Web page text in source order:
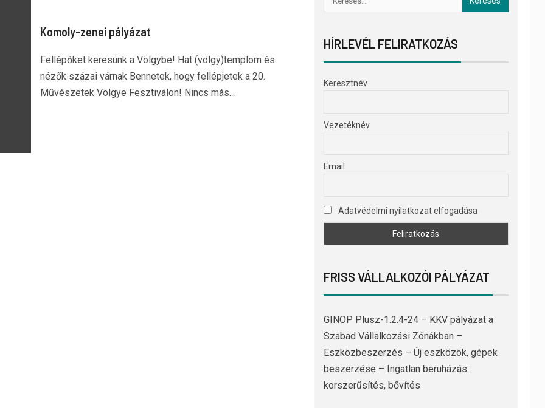
Komoly-zenei pályázat
Fellépőket keresünk a Völgybe! Hat (völgy)templom és
nézők százai várnak Bennetek, hogy fellépjetek a 20.
Művészetek Völgye Fesztiválon! Nincs más...
HÍRLEVÉL FELIRATKOZÁS
Keresztnév
Vezetéknév
Email
Adatvédelmi nyilatkozat elfogadása
FRISS VÁLLALKOZÓI PÁLYÁZAT
GINOP Plusz-1.2.4-24 – KKV pályázat a
Szabad Vállalkozási Zónákban –
Eszközbeszerzés – Új eszközök, gépek
beszerzése – Ingatlan beruházás:
korszerűsítés, bővítés